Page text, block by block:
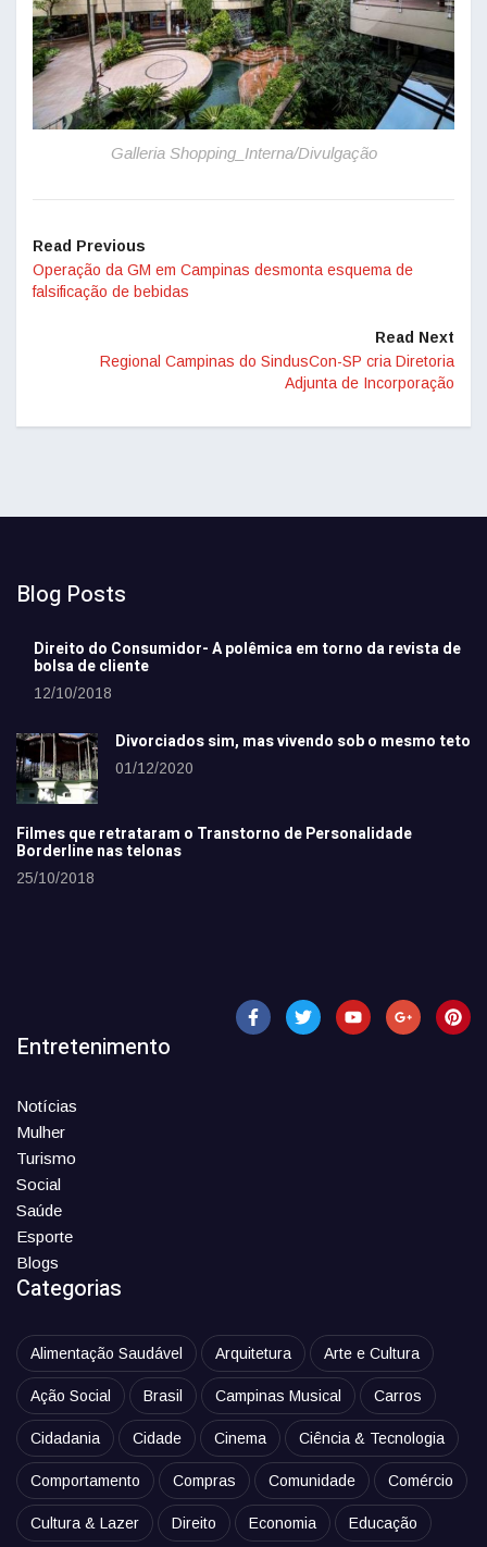
Galleria Shopping_Interna/Divulgação
Read Previous
Operação da GM em Campinas desmonta esquema de
falsificação de bebidas
Read Next
Regional Campinas do SindusCon-SP cria Diretoria
Adjunta de Incorporação
Blog Posts
Direito do Consumidor- A polêmica em torno da revista de
bolsa de cliente
12/10/2018
Divorciados sim, mas vivendo sob o mesmo teto
01/12/2020
Filmes que retrataram o Transtorno de Personalidade
Borderline nas telonas
25/10/2018
Entretenimento
Notícias
Mulher
Turismo
Social
Saúde
Esporte
Blogs
Categorias
Alimentação Saudável Arquitetura Arte e Cultura
Ação Social Brasil Campinas Musical Carros
Cidadania Cidade Cinema Ciência & Tecnologia
Comportamento Compras Comunidade Comércio
Cultura & Lazer Direito Economia Educação